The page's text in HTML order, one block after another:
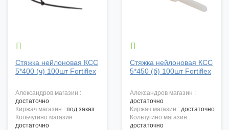

Стяжка нейлоновая КСС
5*400 (ч) 100шт Fortiflex
александров магазин :
достаточно
киржач магазин : под заказ
кольчугино магазин :
достаточно

Стяжка нейлоновая КСС
5*450 (б) 100шт Fortiflex
александров магазин :
достаточно
киржач магазин : достаточно
кольчугино магазин :
достаточно